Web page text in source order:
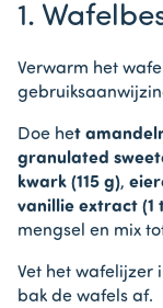
1.
Verwarm het
Doe het
granulated
kwark (115 g),
vanillie extract (1
mengsel en mix
Vet het wafelijzer
bak de wafels af.